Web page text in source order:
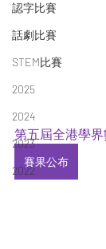
認字比賽
話劇比賽
STEM比賽
2025
2024
2023
2022
第五屆全港學
賽果公布